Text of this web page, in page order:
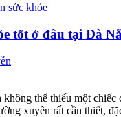
sức khỏe
tốt ở đâu tại Đà
thể thiếu một chiếc
xuyên rất cần thiết,